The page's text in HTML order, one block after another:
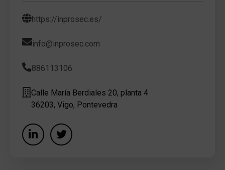
https://inprosec.es/
info@inprosec.com
886113106
Calle María Berdiales 20, planta 4
36203, Vigo, Pontevedra